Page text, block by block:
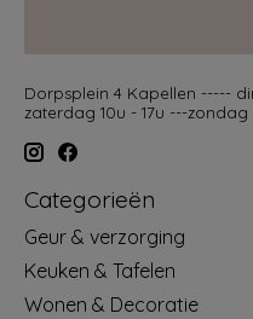
Dorpsplein 4 Kapellen -----
zaterdag 10u - 17u ---
Categorieën
Geur & verzorging
Keuken & Tafelen
Wonen & Decoratie